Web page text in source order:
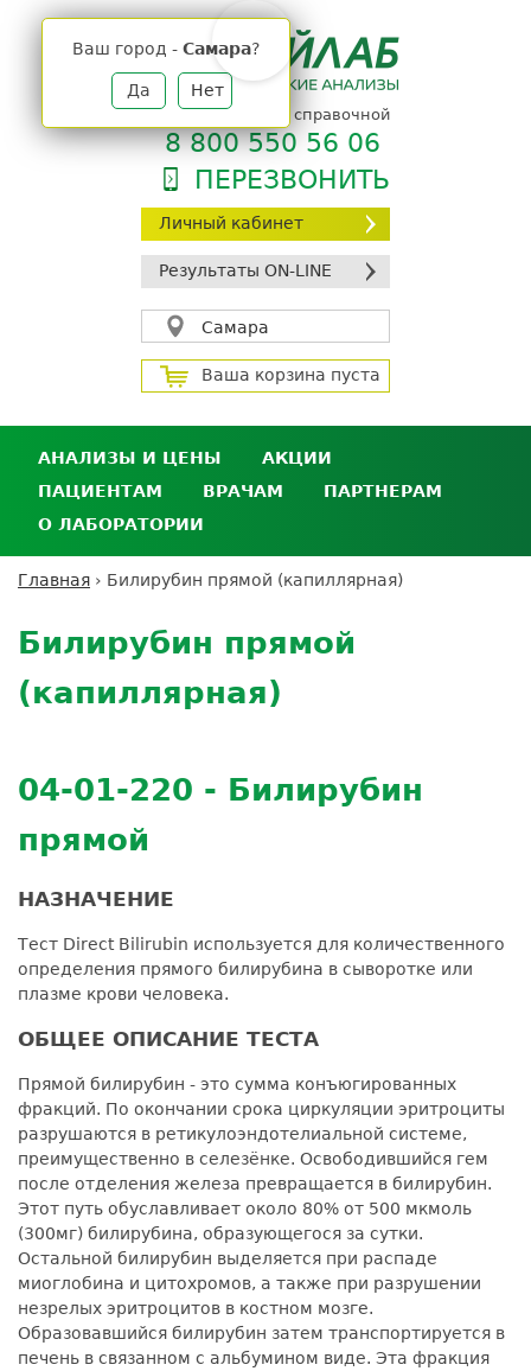
Личный кабинет
Результаты ON-LINE
Самара
Ваш город - Самара?
Да Нет
Ваша корзина пуста
телефон единой справочной
8 800 550 56 06
ПЕРЕЗВОНИТЬ
АНАЛИЗЫ И ЦЕНЫ
Анализы и цены
Где сдать анализы
Выезд на дом
Расшифровка анализов
АКЦИИ
ПАЦИЕНТАМ
Личный кабинет пациента
Дисконтная программа
Обратная связь
Усиление профилактических мер для
безопасности пациентов
ВРАЧАМ
Сотрудничество
лабораторию
ПАРТНЕРАМ
кабинет
партнёра
Экскурсия в
О ЛАБОРАТОРИИ
Вакансии
здесь
Главная › Билирубин прямой (капиллярная)
to
top
Билирубин прямой
(капиллярная)
04-01-220 - Билирубин
прямой
НАЗНАЧЕНИЕ
Тест Direct Bilirubin используется для количественного
определения прямого билирубина в сыворотке или
плазме крови человека.
ОБЩЕЕ ОПИСАНИЕ ТЕСТА
Прямой билирубин - это сумма конъюгированных
фракций. По окончании срока циркуляции эритроциты
разрушаются в ретикулоэндотелиальной системе,
преимущественно в селезёнке. Освободившийся гем
после отделения железа превращается в билирубин.
Этот путь обуславливает около 80% от 500 мкмоль
(300мг) билирубина, образующегося за сутки.
Остальной билирубин выделяется при распаде
миоглобина и цитохромов, а также при разрушении
незрелых эритроцитов в костном мозге.
Образовавшийся билирубин затем транспортируется в
печень в связанном с альбумином виде. Эта фракция